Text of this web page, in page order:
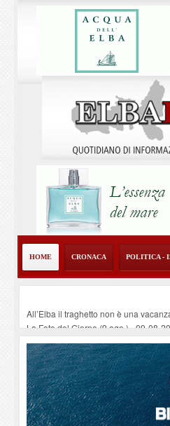
HOME CRONACA POLITICA -
All’Elba il traghetto non è una
La Foto del Giorno (9 ago.)-09-08-
Non si può morire perché
Vela a scuola al Liceo sportivo:
L'arte che galleggia sull'acqua: